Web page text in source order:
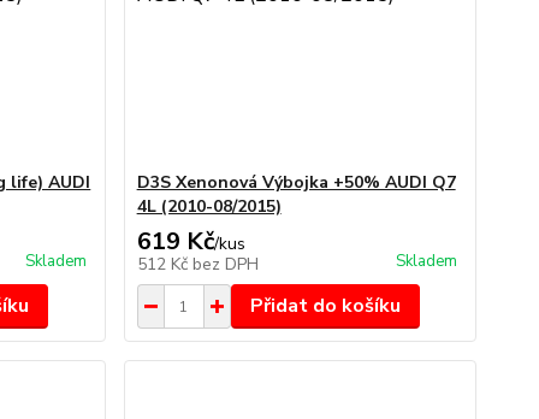
life) AUDI
Skladem
D3S Xenonová Výbojka +50% AUDI Q7
4L (2010-08/2015)
619 Kč/kus
512 Kč bez DPH Skladem
Přidat do košíku